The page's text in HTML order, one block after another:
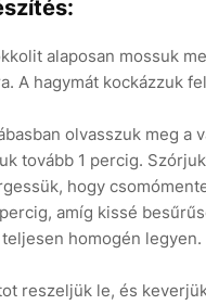
alaposan mossuk
A hagymát kockázzuk
olvasszuk meg a
tovább 1 percig.
hogy
amíg kissé
homogén legyen.
reszeljük le, és